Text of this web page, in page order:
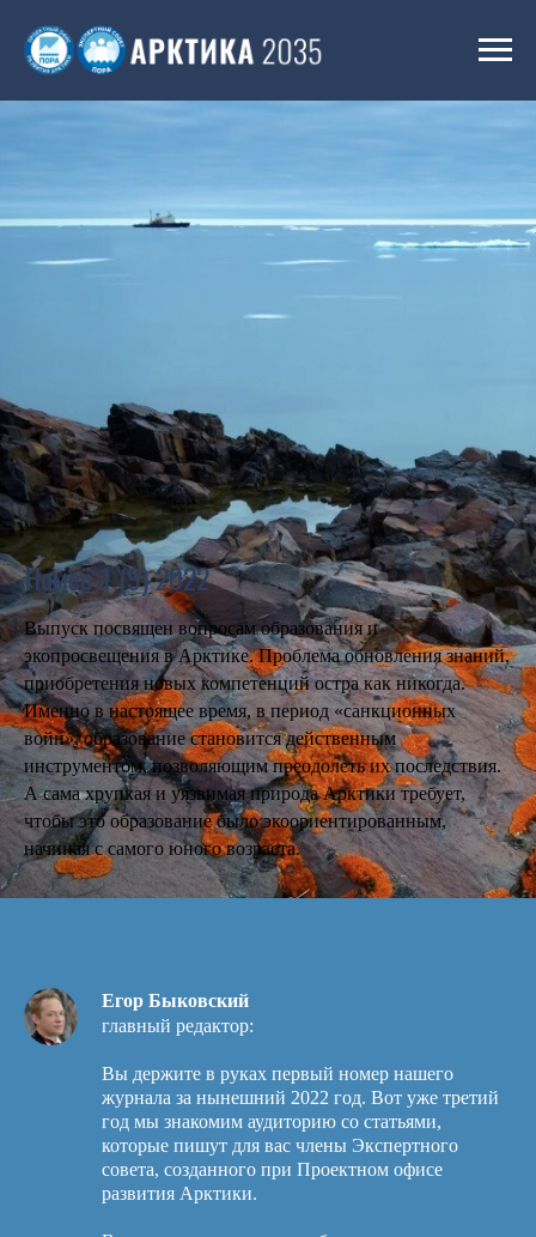
Номер 1 (9) 2022
Выпуск посвящен вопросам образования и
экопросвещения в Арктике. Проблема обновления знаний,
приобретения новых компетенций остра как никогда.
Именно в настоящее время, в период «санкционных
войн», образование становится действенным
инструментом, позволяющим преодолеть их последствия.
А сама хрупкая и уязвимая природа Арктики требует,
чтобы это образование было экоориентированным,
начиная с самого юного возраста.
Егор Быковский
главный редактор:
Вы держите в руках первый номер нашего
журнала за нынешний 2022 год. Вот уже третий
год мы знакомим аудиторию со статьями,
которые пишут для вас члены Экспертного
совета, созданного при Проектном офисе
развития Арктики.